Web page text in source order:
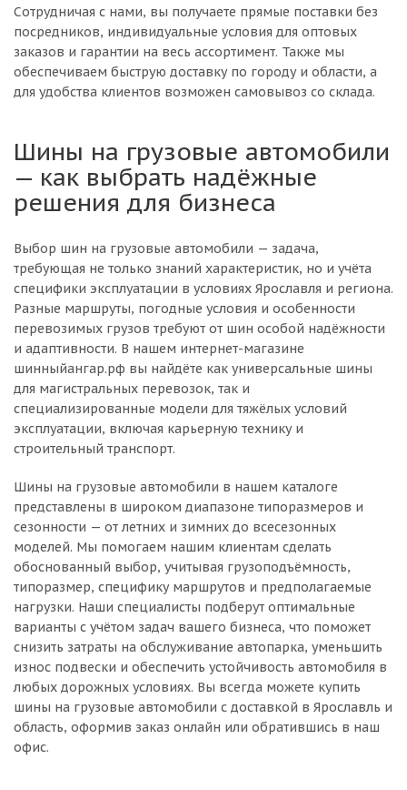
Сотрудничая с нами, вы получаете прямые поставки без
посредников, индивидуальные условия для оптовых
заказов и гарантии на весь ассортимент. Также мы
обеспечиваем быструю доставку по городу и области, а
для удобства клиентов возможен самовывоз со склада.
Шины на грузовые автомобили
— как выбрать надёжные
решения для бизнеса
Выбор шин на грузовые автомобили — задача,
требующая не только знаний характеристик, но и учёта
специфики эксплуатации в условиях Ярославля и региона.
Разные маршруты, погодные условия и особенности
перевозимых грузов требуют от шин особой надёжности
и адаптивности. В нашем интернет-магазине
шинныйангар.рф вы найдёте как универсальные шины
для магистральных перевозок, так и
специализированные модели для тяжёлых условий
эксплуатации, включая карьерную технику и
строительный транспорт.
Шины на грузовые автомобили в нашем каталоге
представлены в широком диапазоне типоразмеров и
сезонности — от летних и зимних до всесезонных
моделей. Мы помогаем нашим клиентам сделать
обоснованный выбор, учитывая грузоподъёмность,
типоразмер, специфику маршрутов и предполагаемые
нагрузки. Наши специалисты подберут оптимальные
варианты с учётом задач вашего бизнеса, что поможет
снизить затраты на обслуживание автопарка, уменьшить
износ подвески и обеспечить устойчивость автомобиля в
любых дорожных условиях. Вы всегда можете купить
шины на грузовые автомобили с доставкой в Ярославль и
область, оформив заказ онлайн или обратившись в наш
офис.